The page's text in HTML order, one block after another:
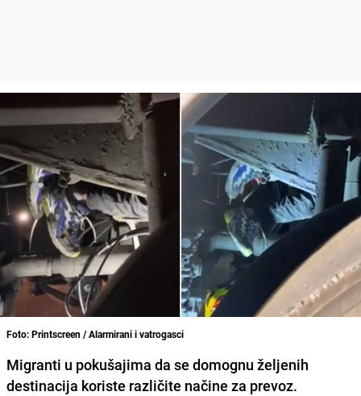
Foto: Printscreen / Alarmirani i vatrogasci
Migranti u pokušajima da se domognu željenih
destinacija koriste različite načine za prevoz.